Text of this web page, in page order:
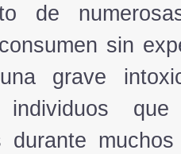
de
sin
grave
individuos
durante